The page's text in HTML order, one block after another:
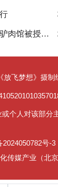
肉馆被授予
放飞梦想》摄制
个人对该部
2024050782号-3
传媒产业（北